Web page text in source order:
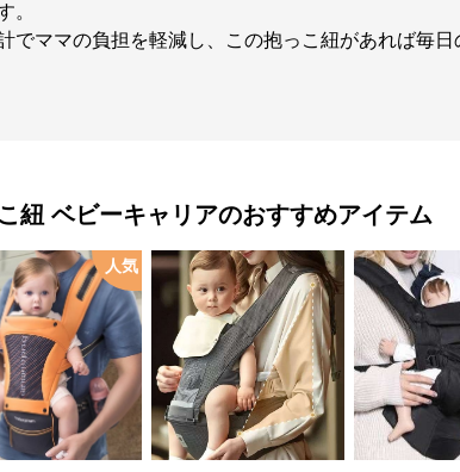
。
でママの負担を軽減し、この抱っこ紐があれば毎
紐 ベビーキャリアのおすすめアイテム
人気